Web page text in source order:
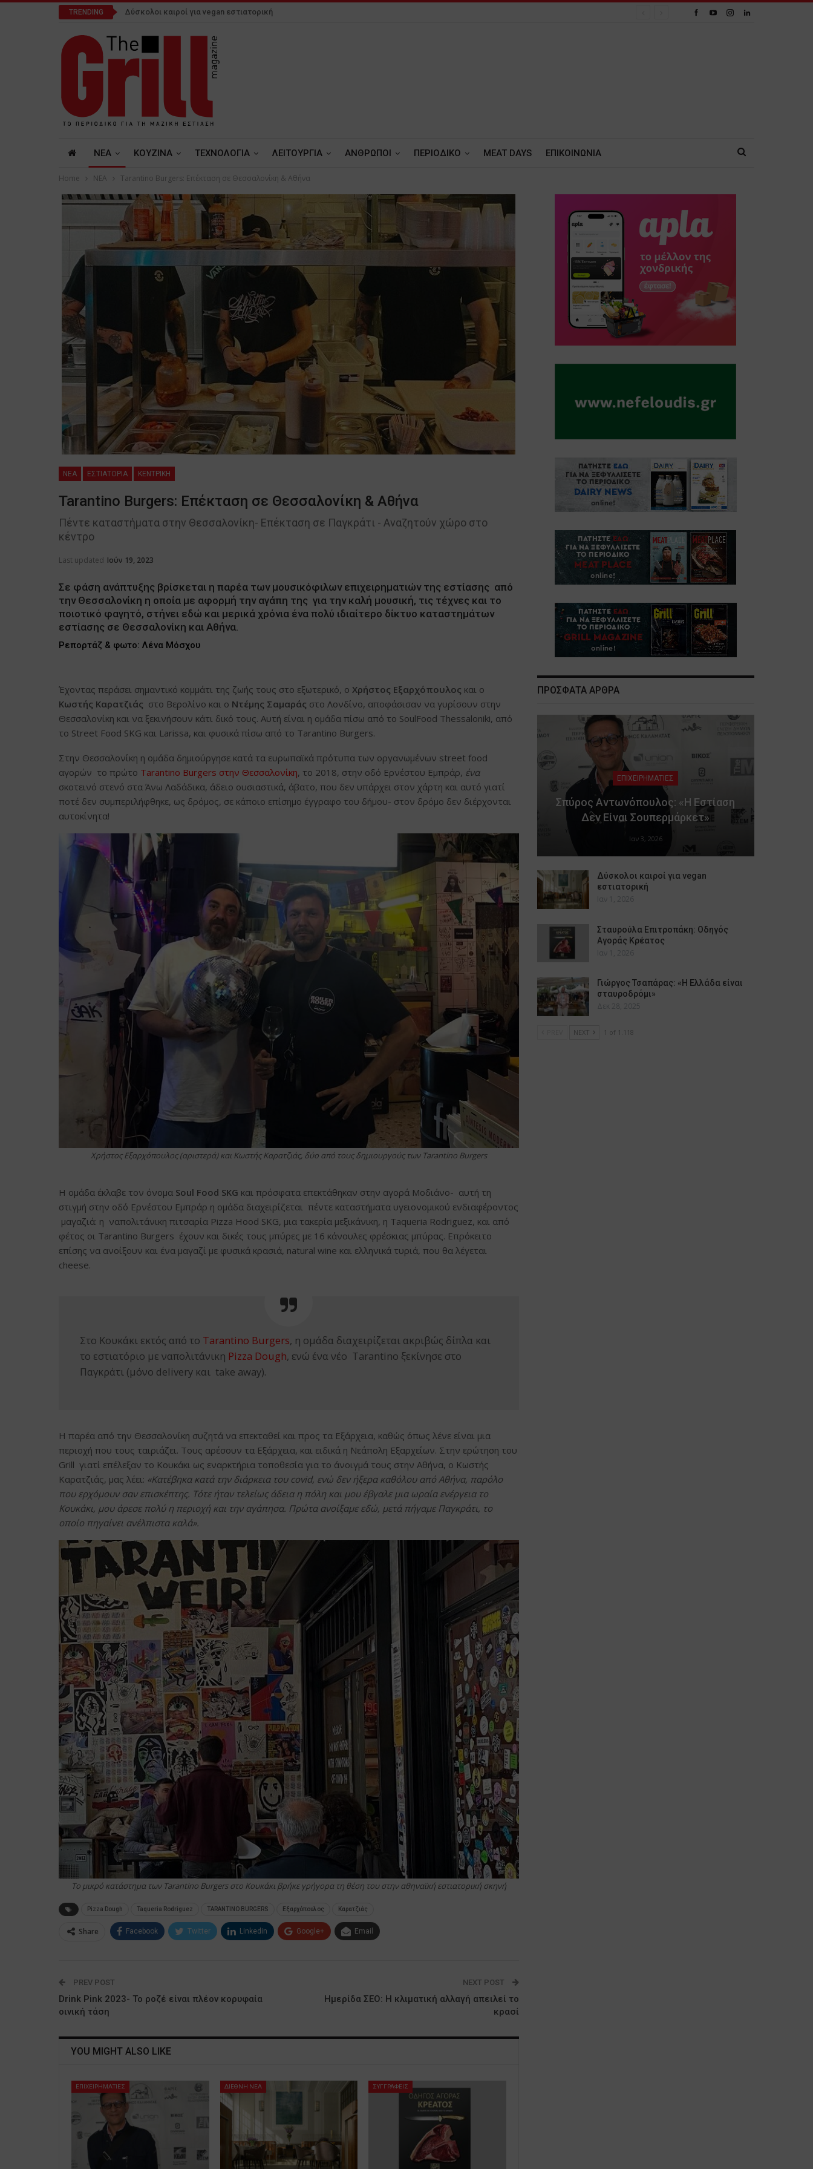
TRENDING Δύσκολοι καιροί για vegan εστιατορική
NEA ΚΟΥΖΙΝΑ ΤΕΧΝΟΛΟΓΙΑ ΛΕΙΤΟΥΡΓΙΑ ΑΝΘΡΩΠΟΙ ΠΕΡΙΟΔΙΚΟ MEAT DAYS ΕΠΙΚΟΙΝΩΝΙΑ
Home NEA Tarantino Burgers: Επέκταση σε Θεσσαλονίκη & Αθήνα
NEA ΕΣΤΙΑΤΟΡΙΑ ΚΕΝΤΡΙΚΗ
Tarantino Burgers: Επέκταση σε Θεσσαλονίκη & Αθήνα
Πέντε καταστήματα στην Θεσσαλονίκη- Επέκταση σε Παγκράτι - Αναζητούν χώρο στο
κέντρο
Last updated Ιούν 19, 2023
Σε φάση ανάπτυξης βρίσκεται η παρέα των μουσικόφιλων επιχειρηματιών της εστίασης από
την Θεσσαλονίκη η οποία με αφορμή την αγάπη της για την καλή μουσική, τις τέχνες και το
ποιοτικό φαγητό, στήνει εδώ και μερικά χρόνια ένα πολύ ιδιαίτερο δίκτυο καταστημάτων
εστίασης σε Θεσσαλονίκη και Αθήνα.
Ρεπορτάζ & φωτο: Λένα Μόσχου
Έχοντας περάσει σημαντικό κομμάτι της ζωής τους στο εξωτερικό, ο Χρήστος Εξαρχόπουλος και ο
Κωστής Καρατζιάς στο Βερολίνο και ο Ντέμης Σαμαράς στο Λονδίνο, αποφάσισαν να γυρίσουν στην
Θεσσαλονίκη και να ξεκινήσουν κάτι δικό τους. Αυτή είναι η ομάδα πίσω από το SoulFood Thessaloniki, από
το Street Food SKG και Larissa, και φυσικά πίσω από το Tarantino Burgers.
Στην Θεσσαλονίκη η ομάδα δημιούργησε κατά τα ευρωπαϊκά πρότυπα των οργανωμένων street food
αγορών το πρώτο Tarantino Burgers στην Θεσσαλονίκη, το 2018, στην οδό Ερνέστου Εμπράρ, ένα
σκοτεινό στενό στα Άνω Λαδάδικα, άδειο ουσιαστικά, άβατο, που δεν υπάρχει στον χάρτη και αυτό γιατί
ποτέ δεν συμπεριλήφθηκε, ως δρόμος, σε κάποιο επίσημο έγγραφο του δήμου- στον δρόμο δεν διέρχονται
αυτοκίνητα!
Χρήστος Εξαρχόπουλος (αριστερά) και Κωστής Καρατζιάς, δύο από τους δημιουργούς των Tarantino Burgers
Η ομάδα έκλαβε τον όνομα Soul Food SKG και πρόσφατα επεκτάθηκαν στην αγορά Μοδιάνο- αυτή τη
στιγμή στην οδό Ερνέστου Εμπράρ η ομάδα διαχειρίζεται πέντε καταστήματα υγειονομικού ενδιαφέροντος
μαγαζιά: η ναπολιτάνικη πιτσαρία Pizza Hood SKG, μια τακερία μεξικάνικη, η Taqueria Rodriguez, και από
φέτος οι Tarantino Burgers έχουν και δικές τους μπύρες με 16 κάνουλες φρέσκιας μπύρας. Επρόκειτο
επίσης να ανοίξουν και ένα μαγαζί με φυσικά κρασιά, natural wine και ελληνικά τυριά, που θα λέγεται
cheese.
Στο Κουκάκι εκτός από το Tarantino Burgers, η ομάδα διαχειρίζεται ακριβώς δίπλα και
το εστιατόριο με ναπολιτάνικη Pizza Dough, ενώ ένα νέο Tarantino ξεκίνησε στο
Παγκράτι (μόνο delivery και take away).
Η παρέα από την Θεσσαλονίκη συζητά να επεκταθεί και προς τα Εξάρχεια, καθώς όπως λένε είναι μια
περιοχή που τους ταιριάζει. Τους αρέσουν τα Εξάρχεια, και ειδικά η Νεάπολη Εξαρχείων. Στην ερώτηση του
Grill γιατί επέλεξαν το Κουκάκι ως εναρκτήρια τοποθεσία για το άνοιγμά τους στην Αθήνα, ο Κωστής
Καρατζιάς, μας λέει: «Κατέβηκα κατά την διάρκεια του covid, ενώ δεν ήξερα καθόλου από Αθήνα, παρόλο
που ερχόμουν σαν επισκέπτης. Τότε ήταν τελείως άδεια η πόλη και μου έβγαλε μια ωραία ενέργεια το
Κουκάκι, μου άρεσε πολύ η περιοχή και την αγάπησα. Πρώτα ανοίξαμε εδώ, μετά πήγαμε Παγκράτι, το
οποίο πηγαίνει ανέλπιστα καλά».
Το μικρό κατάστημα των Tarantino Burgers στο Κουκάκι βρήκε γρήγορα τη θέση του στην αθηναϊκή εστιατορική σκηνή
Pizza Dough Taqueria Rodriguez TARANTINO BURGERS Εξαρχόπουλος Καρατζιάς
Share Facebook Twitter Linkedin Google+ Email
PREV POST
Drink Pink 2023- Το ροζέ είναι πλέον κορυφαία
οινική τάση
NEXT POST
Ημερίδα ΣΕΟ: Η κλιματική αλλαγή απειλεί το
κρασί
YOU MIGHT ALSO LIKE
ΕΠΙΧΕΙΡΗΜΑΤΙΕΣ ΔΙΕΘΝΗ ΝΕΑ ΣΥΓΓΡΑΦΕΙΣ
ΠΡΟΣΦΑΤΑ ΑΡΘΡΑ
ΕΠΙΧΕΙΡΗΜΑΤΙΕΣ
Σπύρος Αντωνόπουλος: «Η Εστίαση
Δεν Είναι Σουπερμάρκετ»
Ιαν 3, 2026
Δύσκολοι καιροί για vegan
εστιατορική
Ιαν 1, 2026
Σταυρούλα Επιτροπάκη: Οδηγός
Αγοράς Κρέατος
Ιαν 1, 2026
Γιώργος Τσαπάρας: «Η Ελλάδα είναι
σταυροδρόμι»
Δεκ 28, 2025
NEXT 1 of 1.118